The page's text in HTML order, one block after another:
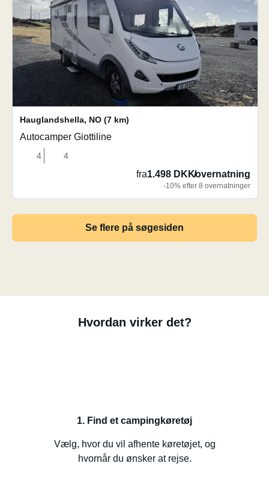
Hauglandshella, NO (7 km)
Autocamper Giottiline
4 4
fra1.498 DKK/overnatning
-10% efter 8 overnatninger
Se flere på søgesiden
Hvordan virker det?
1. Find et campingkøretøj
Vælg, hvor du vil afhente køretøjet, og
hvornår du ønsker at rejse.